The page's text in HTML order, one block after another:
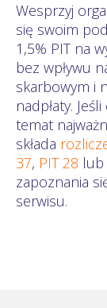
Wesprzyj
się swoim
1,5% PIT na
bez wpływu
skarbowym i
nadpłaty.
temat
składa
37, PIT 28 lub
zapoznania
serwisu.